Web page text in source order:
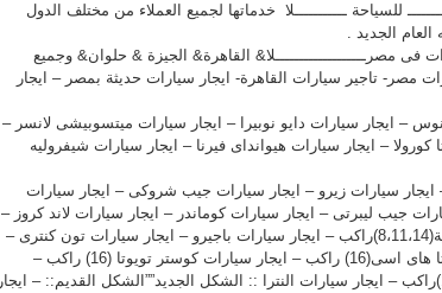
للسياحة ـــــــــــلا خدماتها لجميع العملاء من مختلف الدول
الجديد .
فى مصرـــــــــــــــــــلا& القاهرة& الجيزة & حلوان& وجميع
مصر- تاجير سيارات القاهرة- ايجار سيارات حديثة بمصر – ايجار
– ايجار سيارات دايو نوبيرا – ايجار سيارات ميتسوبيشى لانسر –
كورولا – ايجار سيارات هيوانداى فيرنا – ايجار سيارات شيفروليه
سيارات اسبيرانزا – ايجار سيارات 4×4 – ايجار سيارات زيرو – ايجار سيارات جيب شروكى – ايجار سيارات
جيب ليبرتى – ايجار سيارات كوماندر – ايجار سيارات لاند كروز –
ايجار سيارات همر – ايجار سيارات فانات عائلية(8،11،14)راكب – ايجار سيارات باجيرو – ايجار سيارات تون كنترى –
تويوتا (16) راكب –
ايجار اتوبيس مرسيدس سياحى “500*600″(16)راكب – ايجار سيارات النترا :: الشكل الجديد””الشكل القديم:: – ايجار